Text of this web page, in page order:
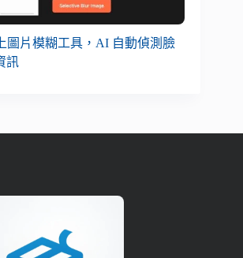
圖片模糊工具，AI 自動偵測臉
訊